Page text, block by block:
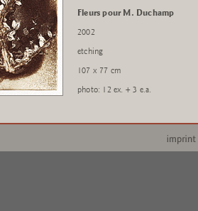
Fleurs pour M. Duchamp
2002
etching
107 x 77 cm
photo: 12 ex. + 3 e.a.